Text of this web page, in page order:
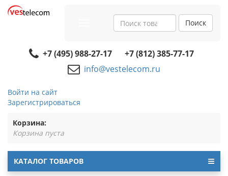
navigation
Поиск
+7 (495) 988-27-17
+7 (812) 385-77-17
info@vestelecom.ru
Войти на сайт
Зарегистрироваться
Корзина:
Корзина пуста
КАТАЛОГ ТОВАРОВ